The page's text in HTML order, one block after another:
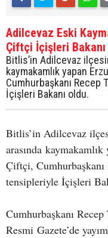
Adilcevaz Eski
Çiftçi İçişleri Bakanı
Bitlis’in Adilcevaz
kaymakamlık yapan
Cumhurbaşkanı Recep
İçişleri Bakanı oldu.
Bitlis’in Adilcevaz
arasında
Çiftçi, Cumhurbaşkanı
tensipleriyle İçişleri
Cumhurbaşkanı
Resmi Gazete’de